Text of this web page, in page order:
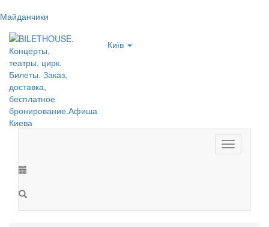
Майданчики
Київ
Toggle
navigation